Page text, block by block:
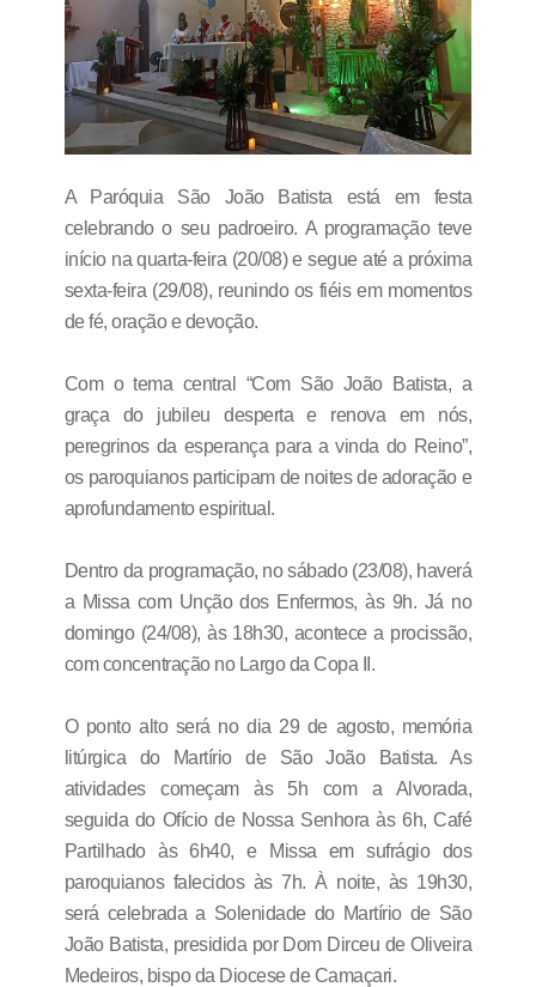
A Paróquia São João Batista está em festa
celebrando o seu padroeiro. A programação teve
início na quarta-feira (20/08) e segue até a próxima
sexta-feira (29/08), reunindo os fiéis em momentos
de fé, oração e devoção.
Com o tema central “Com São João Batista, a
graça do jubileu desperta e renova em nós,
peregrinos da esperança para a vinda do Reino”,
os paroquianos participam de noites de adoração e
aprofundamento espiritual.
Dentro da programação, no sábado (23/08), haverá
a Missa com Unção dos Enfermos, às 9h. Já no
domingo (24/08), às 18h30, acontece a procissão,
com concentração no Largo da Copa II.
O ponto alto será no dia 29 de agosto, memória
litúrgica do Martírio de São João Batista. As
atividades começam às 5h com a Alvorada,
seguida do Ofício de Nossa Senhora às 6h, Café
Partilhado às 6h40, e Missa em sufrágio dos
paroquianos falecidos às 7h. À noite, às 19h30,
será celebrada a Solenidade do Martírio de São
João Batista, presidida por Dom Dirceu de Oliveira
Medeiros, bispo da Diocese de Camaçari.